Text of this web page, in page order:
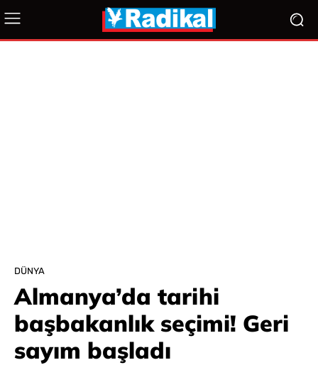
DÜNYA
Almanya’da tarihi
başbakanlık seçimi! Geri
sayım başladı